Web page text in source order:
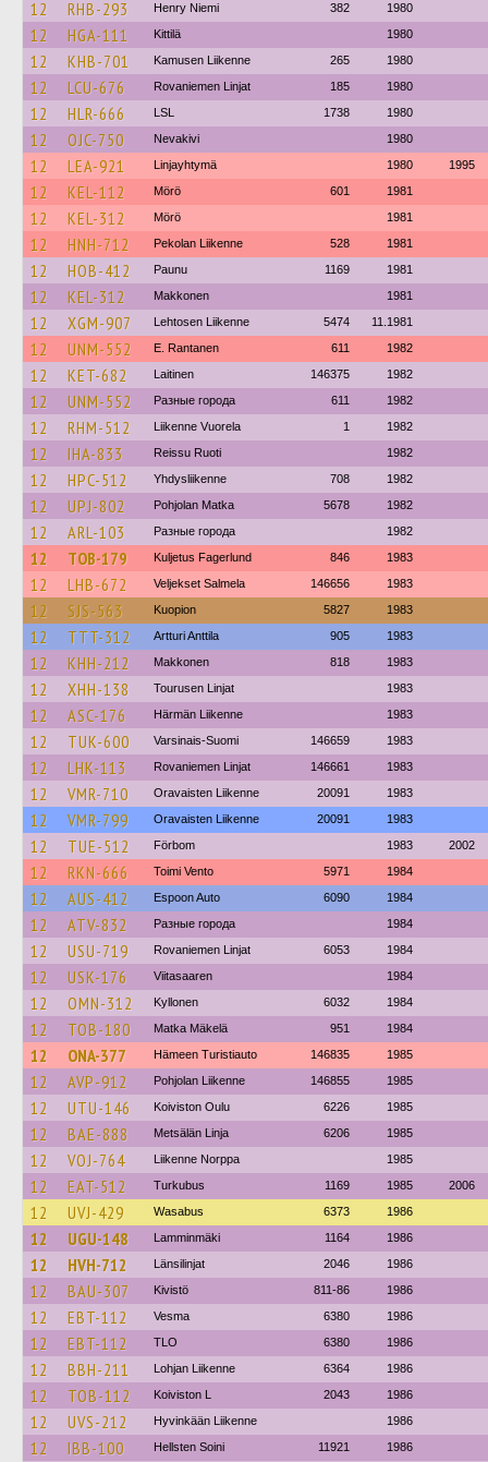
12 RHB-293 Henry Niemi 382 1980
12 HGA-111 Kittilä 1980
12 KHB-701 Kamusen Liikenne 265 1980
12 LCU-676 Rovaniemen Linjat 185 1980
12 HLR-666 LSL 1738 1980
12 OJC-750 Nevakivi 1980
12 LEA-921 Linjayhtymä 1980 1995
12 KEL-112 Mörö 601 1981
12 KEL-312 Mörö 1981
12 HNH-712 Pekolan Liikenne 528 1981
12 HOB-412 Paunu 1169 1981
12 KEL-312 Makkonen 1981
12 XGM-907 Lehtosen Liikenne 5474 11.1981
12 UNM-552 E. Rantanen 611 1982
12 KET-682 Laitinen 146375 1982
12 UNM-552 Разные города 611 1982
12 RHM-512 Liikenne Vuorela 1 1982
12 IHA-833 Reissu Ruoti 1982
12 HPC-512 Yhdysliikenne 708 1982
12 UPJ-802 Pohjolan Matka 5678 1982
12 ARL-103 Разные города 1982
12 TOB-179 Kuljetus Fagerlund 846 1983
12 LHB-672 Veljekset Salmela 146656 1983
12 SJS-563 Kuopion 5827 1983
12 TTT-312 Artturi Anttila 905 1983
12 KHH-212 Makkonen 818 1983
12 XHH-138 Tourusen Linjat 1983
12 ASC-176 Härmän Liikenne 1983
12 TUK-600 Varsinais-Suomi 146659 1983
12 LHK-113 Rovaniemen Linjat 146661 1983
12 VMR-710 Oravaisten Liikenne 20091 1983
12 VMR-799 Oravaisten Liikenne 20091 1983
12 TUE-512 Förbom 1983 2002
12 RKN-666 Toimi Vento 5971 1984
12 AUS-412 Espoon Auto 6090 1984
12 ATV-832 Разные города 1984
12 USU-719 Rovaniemen Linjat 6053 1984
12 USK-176 Viitasaaren 1984
12 OMN-312 Kyllonen 6032 1984
12 TOB-180 Matka Mäkelä 951 1984
12 ONA-377 Hämeen Turistiauto 146835 1985
12 AVP-912 Pohjolan Liikenne 146855 1985
12 UTU-146 Koiviston Oulu 6226 1985
12 BAE-888 Metsälän Linja 6206 1985
12 VOJ-764 Liikenne Norppa 1985
12 EAT-512 Turkubus 1169 1985 2006
12 UVJ-429 Wasabus 6373 1986
12 UGU-148 Lamminmäki 1164 1986
12 HVH-712 Länsilinjat 2046 1986
12 BAU-307 Kivistö 811-86 1986
12 EBT-112 Vesma 6380 1986
12 EBT-112 TLO 6380 1986
12 BBH-211 Lohjan Liikenne 6364 1986
12 TOB-112 Koiviston L 2043 1986
12 UVS-212 Hyvinkään Liikenne 1986
12 IBB-100 Hellsten Soini 11921 1986